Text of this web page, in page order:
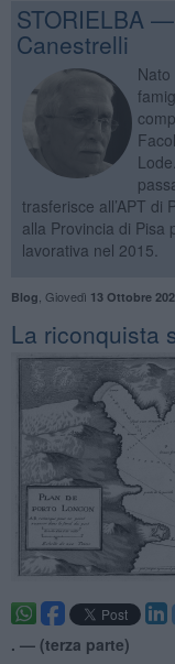
STORIELBA
Canestrelli
trasferisce all’APT di
alla Provincia di Pisa
lavorativa nel 2015.
Blog Giovedì 13 Ottobre
​La riconquista
. — (terza parte)